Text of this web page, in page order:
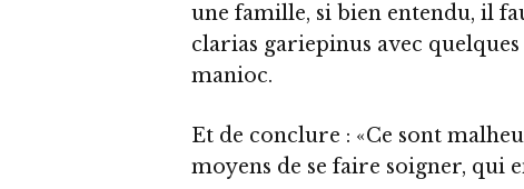
une famille, si bien entendu, il
clarias gariepinus avec
manioc.
Et de conclure : «Ce sont
moyens de se faire soigner, qui